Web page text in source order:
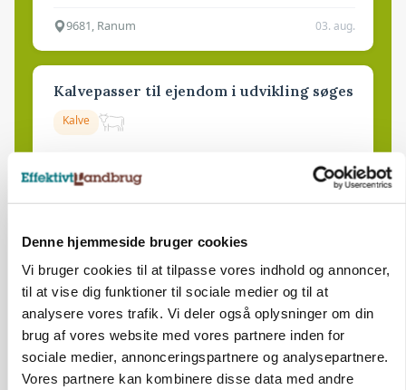
Denne hjemmeside bruger cookies
Vi bruger cookies til at tilpasse vores indhold og annoncer,
til at vise dig funktioner til sociale medier og til at
analysere vores trafik. Vi deler også oplysninger om din
brug af vores website med vores partnere inden for
sociale medier, annonceringspartnere og analysepartnere.
Vores partnere kan kombinere disse data med andre
9681, Ranum 03. aug.
Kalvepasser til ejendom i udvikling søges
Kalve
6392, Bolderslev 03. aug.
Leder til klimastald
Klimastald
9670, Løgstør 03. aug.